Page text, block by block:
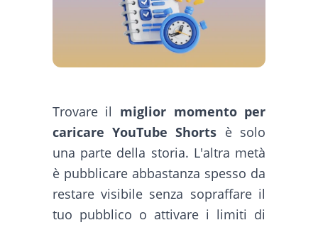
Trovare il miglior momento per
caricare YouTube Shorts è solo
una parte della storia. L'altra metà
è pubblicare abbastanza spesso da
restare visibile senza sopraffare il
tuo pubblico o attivare i limiti di